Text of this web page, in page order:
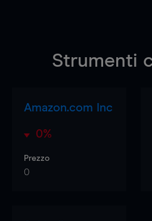
Strumenti
Amazon.com Inc
0%
Prezzo
0